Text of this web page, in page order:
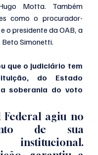
Motta. Também
como o procurador-
o presidente da OAB, a
Simonetti.
que o judiciário tem
do Estado
soberania do voto
Federal agiu no
de sua
institucional.